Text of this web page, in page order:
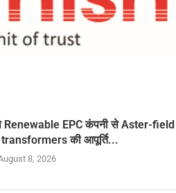
EPC कंपनी से Aster-field
की आपूर्ति...
8, 2026